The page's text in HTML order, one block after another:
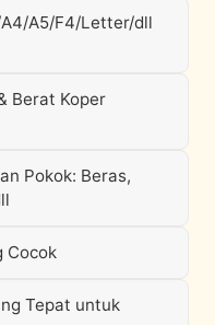
A5/F4/Letter/dll
Berat Koper
Pokok: Beras,
Cocok
Tepat untuk